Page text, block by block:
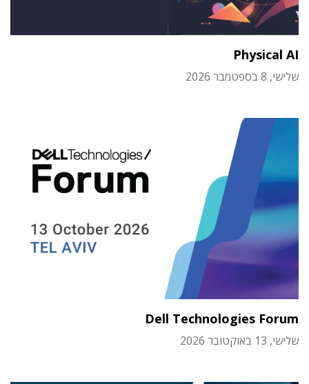
Physical AI
שלישי, 8 בספטמבר 2026
Dell Technologies Forum
שלישי, 13 באוקטובר 2026